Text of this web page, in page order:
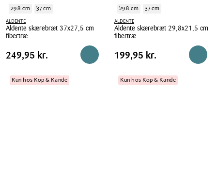
29.8 cm 37 cm
ALDENTE
Aldente skærebræt 37x27,5 cm
fibertræ
Aldente
skærebræt
cm
Pris
Pris 249,95 kr.
249,95 kr. Reservér i butik
29.8 cm 37 cm
ALDENTE
Aldente skærebræt 29,8x21,5 cm
fibertræ
Aldente
skærebræt
cm
Pris
Pris 199,95 kr.
199,95 kr.
Kun hos Kop & Kande Kun hos Kop & Kande